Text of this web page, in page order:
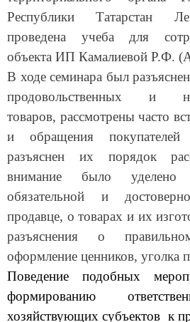
Республики Татарстан
проведена учеба для
объекта ИП Камалиевой Р.Ф.
В ходе семинара был
продовольственных и
товаров, рассмотрены часто
и обращения
разъяснен их порядок
внимание было уделено
обязательной и
продавце, о товарах и их
разъяснения о
оформление ценников, уголка
Поведение подобных
формированию
хозяйствующих субъектов к